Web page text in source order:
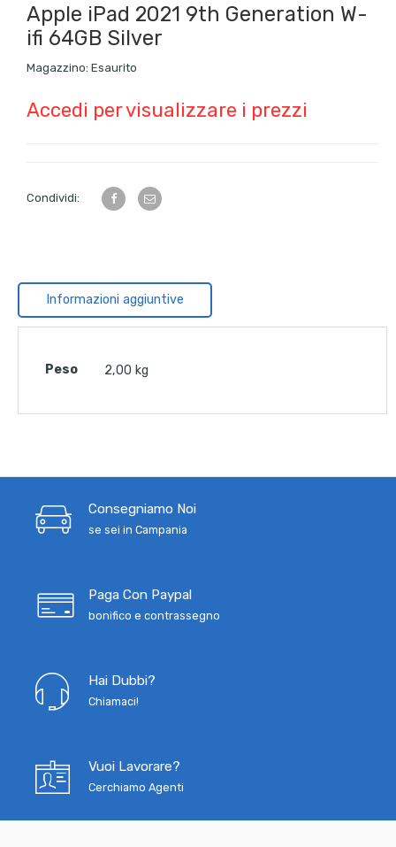
Apple iPad 2021 9th Generation W-
ifi 64GB Silver
Magazzino: Esaurito
Accedi per visualizzare i prezzi
Condividi:
Informazioni aggiuntive
Peso 2,00 kg
Consegniamo Noi
se sei in Campania
Paga Con Paypal
bonifico e contrassegno
Hai Dubbi?
Chiamaci!
Vuoi Lavorare?
Cerchiamo Agenti